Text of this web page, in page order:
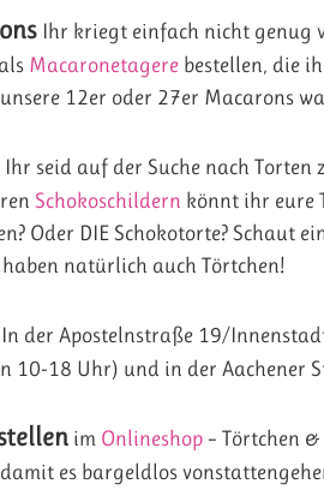
Ihr kriegt einfach nicht genug
Macaronetagere bestellen, die
12er oder 27er Macarons
Ihr seid auf der Suche nach
Schokoschildern könnt ihr eure
Oder DIE Schokotorte? Schaut
natürlich auch Törtchen!
der Apostelnstraße 19/
10-18 Uhr) und in der Aachener
im Onlineshop – Törtchen
damit es bargeldlos